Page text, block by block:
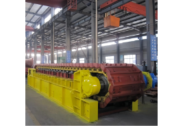
питателя с контроллером